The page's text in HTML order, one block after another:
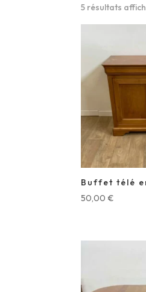
5 résultats
Buffet télé
50,00€